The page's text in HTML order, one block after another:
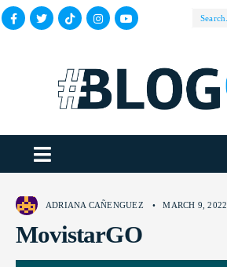
ADRIANA CAÑENGUEZ • MARCH 9, 2022
MovistarGO